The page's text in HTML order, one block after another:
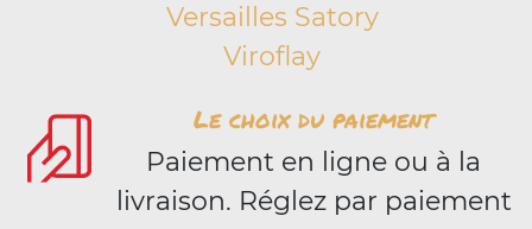
Versailles Satory
Viroflay
Le choix du paiement
Paiement en ligne ou à la
livraison. Réglez par paiement